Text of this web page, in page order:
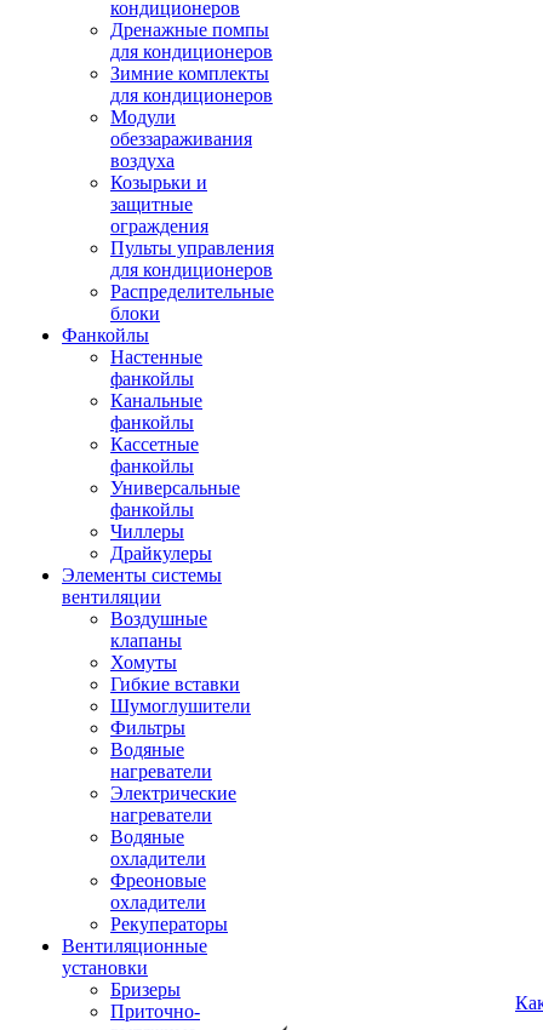
кондиционеров
Дренажные помпы
для кондиционеров
Зимние комплекты
для кондиционеров
Модули
обеззараживания
воздуха
Козырьки и
защитные
ограждения
Пульты управления
для кондиционеров
Распределительные
блоки
Фанкойлы
Настенные
фанкойлы
Канальные
фанкойлы
Кассетные
фанкойлы
Универсальные
фанкойлы
Чиллеры
Драйкулеры
Элементы системы
вентиляции
Воздушные
клапаны
Хомуты
Гибкие вставки
Шумоглушители
Фильтры
Водяные
нагреватели
Электрические
нагреватели
Водяные
охладители
Фреоновые
охладители
Рекуператоры
Вентиляционные
установки
Бризеры
Приточно-